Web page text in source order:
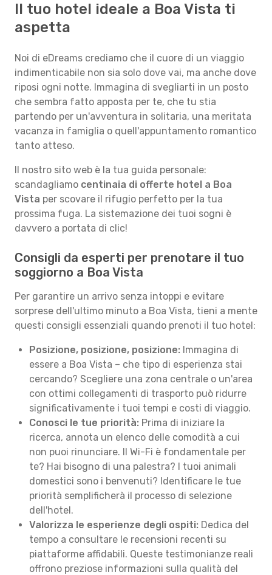
Il tuo hotel ideale a Boa Vista ti
aspetta
Noi di eDreams crediamo che il cuore di un viaggio
indimenticabile non sia solo dove vai, ma anche dove
riposi ogni notte. Immagina di svegliarti in un posto
che sembra fatto apposta per te, che tu stia
partendo per un'avventura in solitaria, una meritata
vacanza in famiglia o quell'appuntamento romantico
tanto atteso.
Il nostro sito web è la tua guida personale:
scandagliamo centinaia di offerte hotel a Boa
Vista per scovare il rifugio perfetto per la tua
prossima fuga. La sistemazione dei tuoi sogni è
davvero a portata di clic!
Consigli da esperti per prenotare il tuo
soggiorno a Boa Vista
Per garantire un arrivo senza intoppi e evitare
sorprese dell'ultimo minuto a Boa Vista, tieni a mente
questi consigli essenziali quando prenoti il tuo hotel:
Posizione, posizione, posizione: Immagina di
essere a Boa Vista – che tipo di esperienza stai
cercando? Scegliere una zona centrale o un'area
con ottimi collegamenti di trasporto può ridurre
significativamente i tuoi tempi e costi di viaggio.
Conosci le tue priorità: Prima di iniziare la
ricerca, annota un elenco delle comodità a cui
non puoi rinunciare. Il Wi-Fi è fondamentale per
te? Hai bisogno di una palestra? I tuoi animali
domestici sono i benvenuti? Identificare le tue
priorità semplificherà il processo di selezione
dell'hotel.
Valorizza le esperienze degli ospiti: Dedica del
tempo a consultare le recensioni recenti su
piattaforme affidabili. Queste testimonianze reali
offrono preziose informazioni sulla qualità del